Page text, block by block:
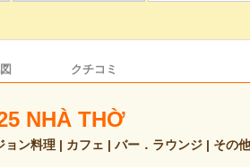
クチコミ
NHÀ THỜ
ン料理 | カフェ | バー．ラウンジ | その他